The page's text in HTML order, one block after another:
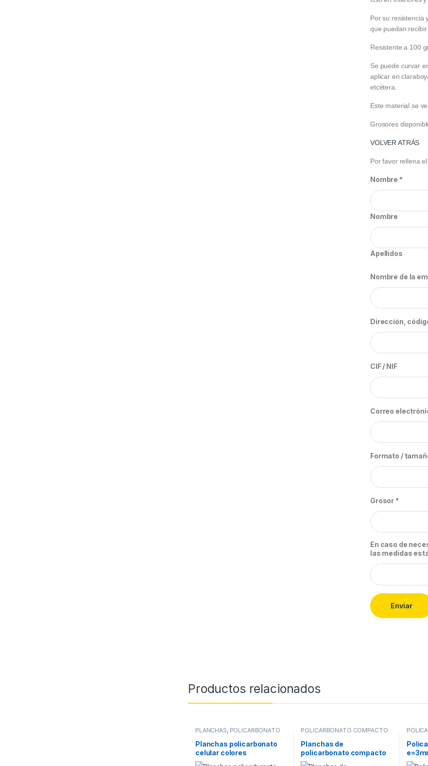
Por su resistencia
que puedan
Resistente a 100
Se puede curvar
aplicar en
etcétera.
Este material se
Grosores
VOLVER ATRÁS
Por favor rellena
Nombre *
Nombre
Apellidos
Nombre de la
Dirección,
CIF / NIF
Correo
Formato /
Grosor *
En caso de
las medidas
Enviar
Productos relacionados
PLANCHAS, POLICARBONATO
Planchas policarbonato
celular colores
POLICARBONATO COMPACTO
Planchas de
policarbonato compacto
incoloro sin U.V.